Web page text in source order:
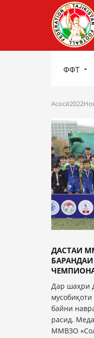
ФФТ
Асосӣ2022
ДАСТАИ
Дар шаҳри
байни
расид.
ММВЗО